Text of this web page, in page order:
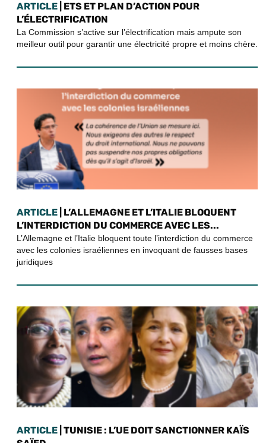
ARTICLE | ETS ET PLAN D’ACTION POUR
L’ÉLECTRIFICATION
La Commission s’active sur l’électrification mais ampute son
meilleur outil pour garantir une électricité propre et moins chère.
ARTICLE | L’ALLEMAGNE ET L’ITALIE BLOQUENT
L’INTERDICTION DU COMMERCE AVEC LES...
L’Allemagne et l’Italie bloquent toute l’interdiction du commerce
avec les colonies israéliennes en invoquant de fausses bases
juridiques
ARTICLE | TUNISIE : L’UE DOIT SANCTIONNER KAÏS